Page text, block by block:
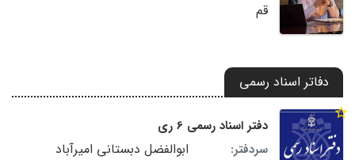
قم
دفاتر اسناد رسمی
دفتر اسناد رسمی 6 ری
سردفتر:
ابوالفضل دبستانی امیرآباد